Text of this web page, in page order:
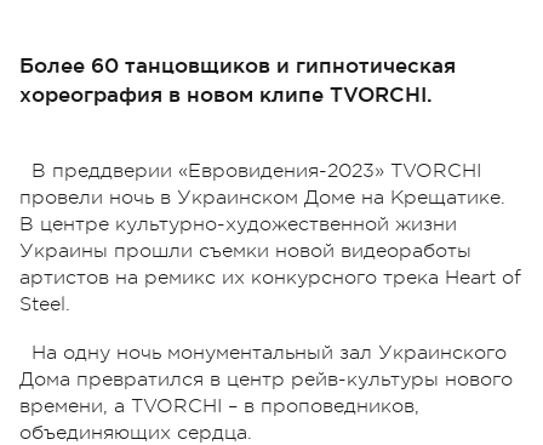
Более 60 танцовщиков и гипнотическая
хореография в новом клипе TVORCHI.
В преддверии «Евровидения-2023» TVORCHI
провели ночь в Украинском Доме на Крещатике.
В центре культурно-художественной жизни
Украины прошли съемки новой видеоработы
артистов на ремикс их конкурсного трека Heart of
Steel.
На одну ночь монументальный зал Украинского
Дома превратился в центр рейв-культуры нового
времени, а TVORCHI – в проповедников,
объединяющих сердца.